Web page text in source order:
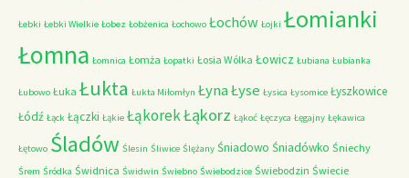
Łebki Łebki Wielkie Łobez Łobżenica Łochowo Łochów Łojki Łomianki
Łomna Łomnica Łomża Łopatki Łosia Wólka Łowicz Łubiana Łubianka
Łubowo Łuka Łukta Łukta Miłomłyn ŁynaŁyse Łysica Łysomice Łyszkowice
Łódź Łąck Łączki Łąkie ŁąkorekŁąkorz Łąkoć Łęczyca Łęgajny Łękawica
Łętowo Śladów Ślesin Śliwice Ślężany Śniadowo Śniadówko Śniechy
Śrem Śródka Świdnica Świdwin Świebno Świebodzice Świebodzin Świecie